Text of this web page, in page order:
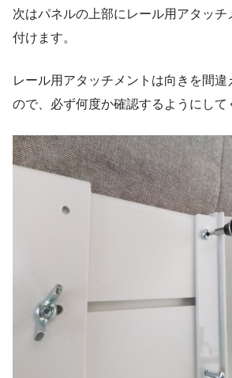
次はパネルの上部にレール用アタッチ
付けます。
レール用アタッチメントは向きを間
ので、必ず何度か確認するようにして